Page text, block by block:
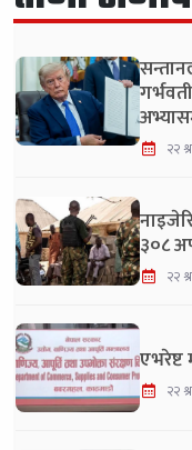
२२
३०८
२२
एभरेष्ट
२२